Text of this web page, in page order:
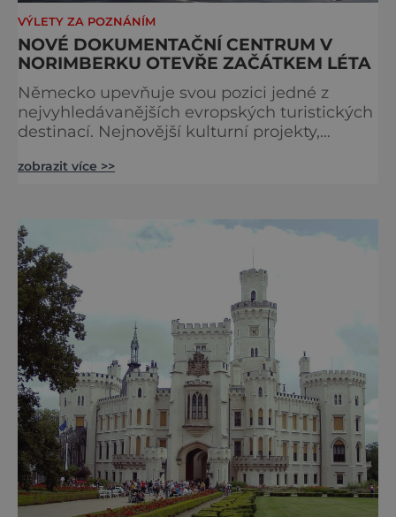
VÝLETY ZA POZNÁNÍM
NOVÉ DOKUMENTAČNÍ CENTRUM V
NORIMBERKU OTEVŘE ZAČÁTKEM LÉTA
Německo upevňuje svou pozici jedné z
nejvyhledávanějších evropských turistických
destinací. Nejnovější kulturní projekty,
rekonstrukce historických památek přitahují
moderní zážitky do jedinečné nabídky
turistických míst – přinášíme jejich výběr. Po
přibližně pětileté
zobrazit více >>